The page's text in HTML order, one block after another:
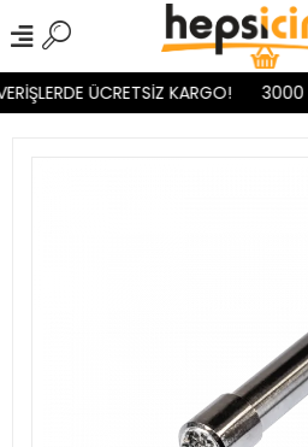
ÜCRETSİZ KARGO! 3000